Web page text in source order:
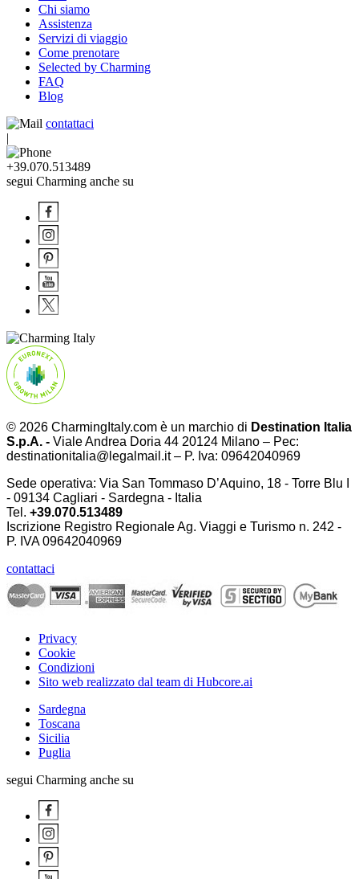
Chi siamo
Assistenza
Servizi di viaggio
Come prenotare
Selected by Charming
FAQ
Blog
contattaci
|
+39.070.513489
segui Charming anche su
© 2026 CharmingItaly.com è un marchio di Destination Italia
S.p.A. - Viale Andrea Doria 44 20124 Milano – Pec:
destinationitalia@legalmail.it – P. Iva: 09642040969
Sede operativa: Via San Tommaso D’Aquino, 18 - Torre Blu I
- 09134 Cagliari - Sardegna - Italia
Tel. +39.070.513489
Iscrizione Registro Regionale Ag. Viaggi e Turismo n. 242 -
P. IVA09642040969
contattaci
Privacy
Cookie
Condizioni
Sito web realizzato dal team di Hubcore.ai
Sardegna
Toscana
Sicilia
Puglia
segui Charming anche su